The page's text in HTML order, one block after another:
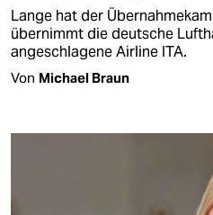
Lange hat der
übernimmt die deutsche
angeschlagene Airline ITA.
Von Michael Braun